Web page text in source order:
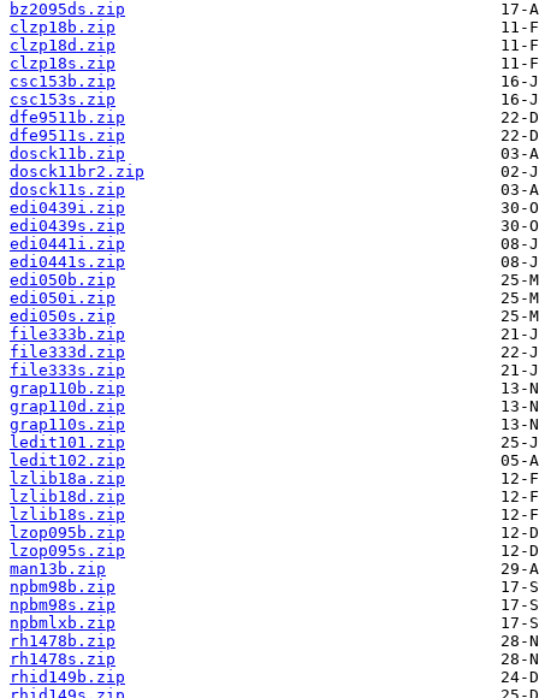
bz2095ds.zip
clzp18b.zip
clzp18d.zip
clzp18s.zip
csc153b.zip
csc153s.zip
dfe9511b.zip
dfe9511s.zip
dosck11b.zip
dosck11br2.zip
dosck11s.zip
edi0439i.zip
edi0439s.zip
edi0441i.zip
edi0441s.zip
edi050b.zip
edi050i.zip
edi050s.zip
file333b.zip
file333d.zip
file333s.zip
grap110b.zip
grap110d.zip
grap110s.zip
ledit101.zip
ledit102.zip
lzlib18a.zip
lzlib18d.zip
lzlib18s.zip
lzop095b.zip
lzop095s.zip
man13b.zip
npbm98b.zip
npbm98s.zip
npbmlxb.zip
rh1478b.zip
rh1478s.zip
rhid149b.zip